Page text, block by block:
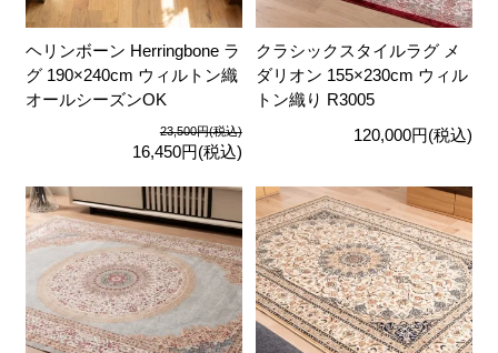
ヘリンボーン Herringbone ラ
グ 190×240cm ウィルトン織
オールシーズンOK
23,500円(税込)
16,450円(税込)
クラシックスタイルラグ メ
ダリオン 155×230cm ウィル
トン織り R3005
120,000円(税込)